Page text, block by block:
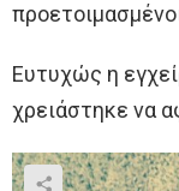
Ευτυχώς η
χρειάστηκε να